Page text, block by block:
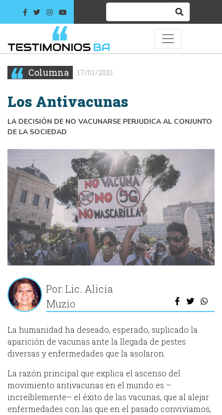
Columna 17/01/2021
Los Antivacunas
LA DECISIÓN DE NO VACUNARSE PERJUDICA AL CONJUNTO
DE LA SOCIEDAD
Por: Lic. Alicia
Muzio
La humanidad ha deseado, esperado, suplicado la
aparición de vacunas ante la llegada de pestes
diversas y enfermedades que la asolaron.
La razón principal que explica el ascenso del
movimiento antivacunas en el mundo es –
increíblemente– el éxito de las vacunas, que al alejar
enfermedades con las que en el pasado convivíamos,